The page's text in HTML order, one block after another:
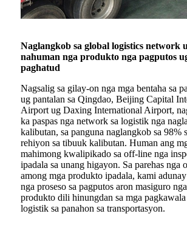
Naglangkob sa global logistics network
nahuman nga produkto nga pagputos
paghatud
Nagsalig sa gilay-on nga mga bentaha sa
ug pantalan sa Qingdao, Beijing Capital
Airport ug Daxing International Airport,
ka paspas nga network sa logistik nga
kalibutan, sa panguna naglangkob sa 98%
rehiyon sa tibuuk kalibutan. Human ang
mahimong kwalipikado sa off-line nga
ipadala sa unang higayon. Sa parehas nga
among mga produkto ipadala, kami
nga proseso sa pagputos aron masiguro
produkto dili hinungdan sa mga pagkawala
logistik sa panahon sa transportasyon.